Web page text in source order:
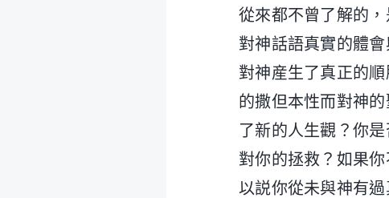
從來都不曾了解的
對神話語真實的體
對神産生了真正的
的撒但本性而對神
了新的人生觀？你
對你的拯救？如果
以説你從未與神有